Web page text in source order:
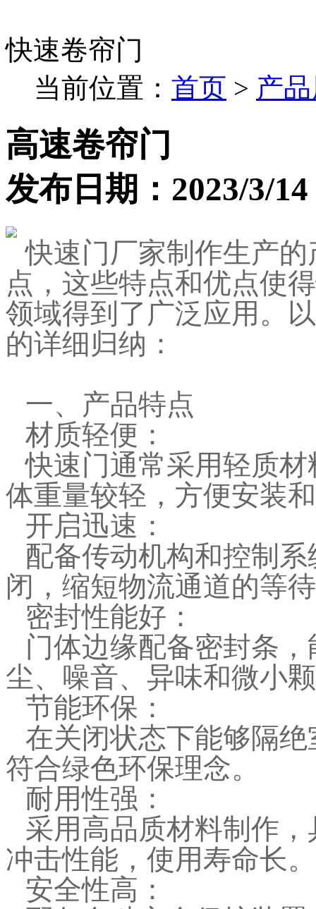
快速卷帘门
当前位置： 首页 > 产
高速卷帘门
发布日期：2023/3/
快速门厂家制作生产
点，这些特点和优点使
领域得到了广泛应用。
的详细归纳：
一、产品特点
材质轻便：
快速门通常采用轻质
体重量较轻，方便安装
开启迅速：
配备传动机构和控制
闭，缩短物流通道的等
密封性能好：
门体边缘配备密封条
尘、噪音、异味和微小
节能环保：
在关闭状态下能够隔
符合绿色环保理念。
耐用性强：
采用高品质材料制作
冲击性能，使用寿命长。
安全性高：